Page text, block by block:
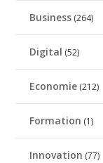
Business (264)
Digital (52)
Economie (212)
Formation (1)
Innovation (77)